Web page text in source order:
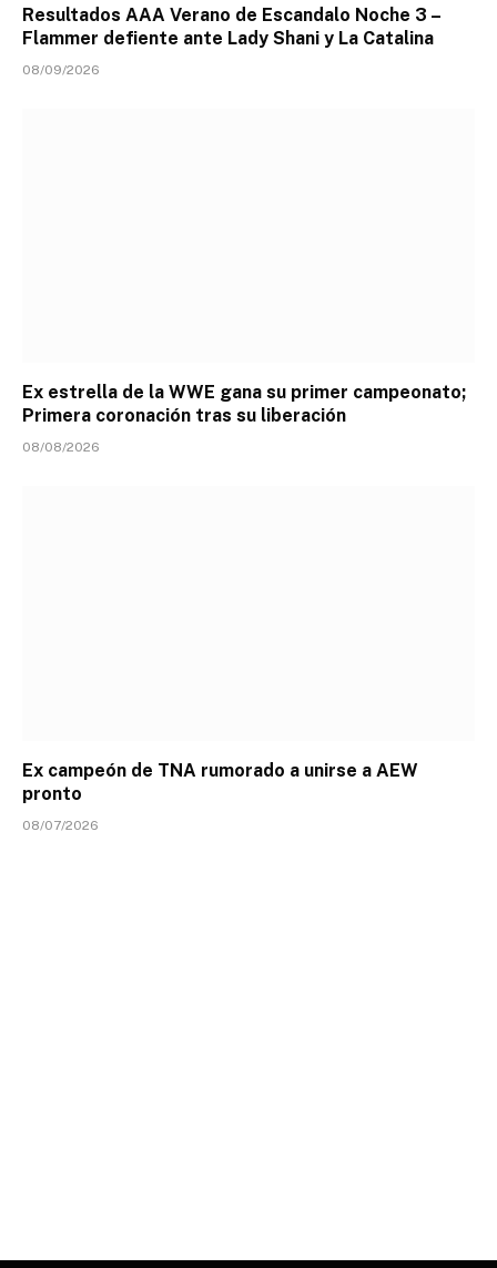
Resultados AAA Verano de Escandalo Noche 3 –
Flammer defiente ante Lady Shani y La Catalina
08/09/2026
Ex estrella de la WWE gana su primer campeonato;
Primera coronación tras su liberación
08/08/2026
Ex campeón de TNA rumorado a unirse a AEW
pronto
08/07/2026